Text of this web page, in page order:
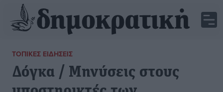
ΤΟΠΙΚΈΣ ΕΙΔΉΣΕΙΣ
Δόγκα / Μηνύσεις στους